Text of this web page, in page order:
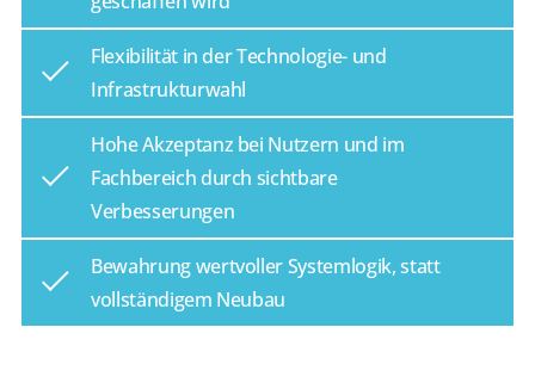
Flexibilität in der Technologie- und
Infrastrukturwahl
Hohe Akzeptanz bei Nutzern und im
Fachbereich durch sichtbare
Verbesserungen
Bewahrung wertvoller Systemlogik, statt
vollständigem Neubau